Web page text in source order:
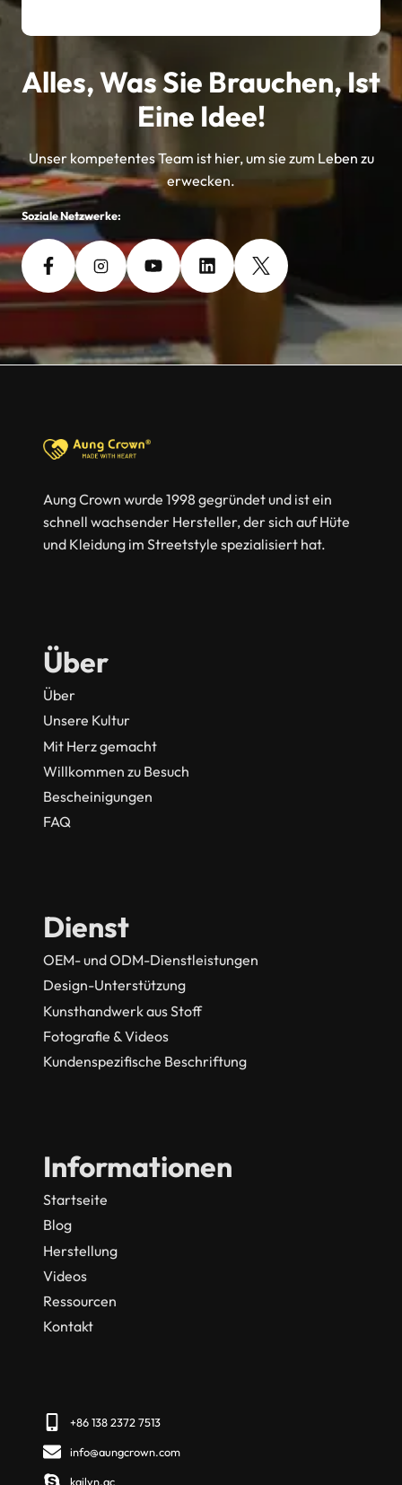
Alles, Was Sie Brauchen, Ist
Eine Idee!
Unser kompetentes Team ist hier, um sie zum Leben zu
erwecken.
Soziale Netzwerke:
Aung Crown wurde 1998 gegründet und ist ein
schnell wachsender Hersteller, der sich auf Hüte
und Kleidung im Streetstyle spezialisiert hat.
Über
Über
Unsere Kultur
Mit Herz gemacht
Willkommen zu Besuch
Bescheinigungen
FAQ
Dienst
OEM- und ODM-Dienstleistungen
Design-Unterstützung
Kunsthandwerk aus Stoff
Fotografie & Videos
Kundenspezifische Beschriftung
Informationen
Startseite
Blog
Herstellung
Videos
Ressourcen
Kontakt
+86 138 2372 7513
info@aungcrown.com
kailyn.ac